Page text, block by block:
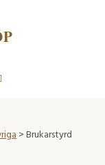
> Brukarstyrd